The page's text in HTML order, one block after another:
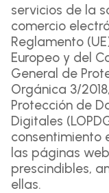
servicios de la
comercio
Reglamento
Europeo y del
General de
Orgánica 3/
Protección de
Digitales
consentimiento
las páginas
prescindibles,
ellas.